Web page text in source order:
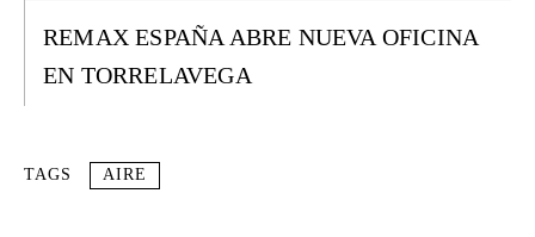
REMAX ESPAÑA ABRE NUEVA OFICINA
EN TORRELAVEGA
TAGS AIRE